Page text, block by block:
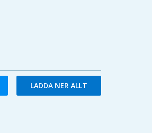
LADDA NER ALLT